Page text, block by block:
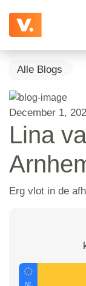
Alle Blogs
December 1,
Lina
Erg vlot in de